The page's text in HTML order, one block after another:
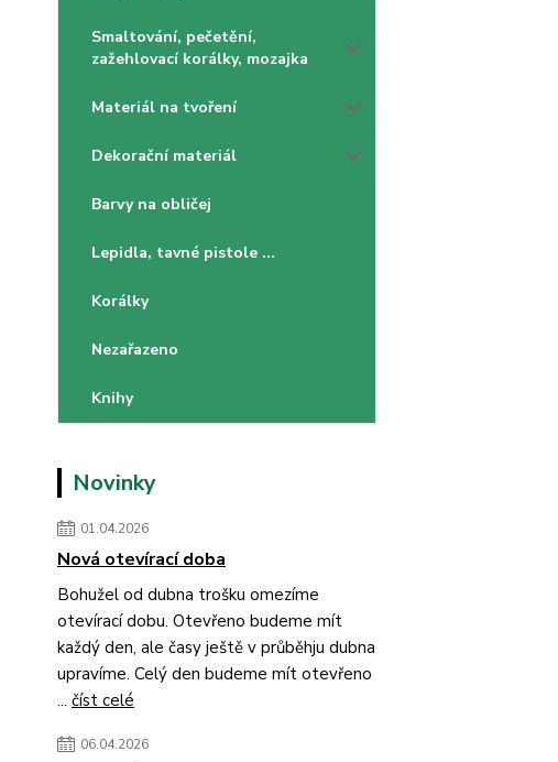
Smaltování, pečetění,
zažehlovací korálky, mozajka
Materiál na tvoření
Dekorační materiál
Barvy na obličej
Lepidla, tavné pistole ...
Korálky
Nezařazeno
Knihy
Novinky
01.04.2026
Nová otevírací doba
Bohužel od dubna trošku omezíme
otevírací dobu. Otevřeno budeme mít
každý den, ale časy ještě v průběhju dubna
upravíme. Celý den budeme mít otevřeno
... číst celé
06.04.2026